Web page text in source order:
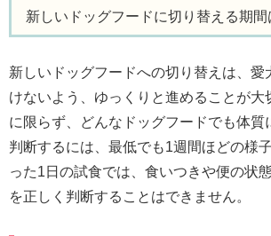
新しいドッグフードに切り替える期間
新しいドッグフードへの切り替えは、愛
けないよう、ゆっくりと進めることが大
に限らず、どんなドッグフードでも体質
判断するには、最低でも1週間ほどの様
った1日の試食では、食いつきや便の状
を正しく判断することはできません。